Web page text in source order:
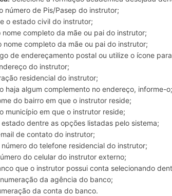
número de Pis/Pasep do instrutor;
o estado civil do instrutor;
nome completo da mãe ou pai do instrutor;
nome completo da mãe ou pai do instrutor;
de endereçamento postal ou utilize o ícone
do instrutor;
residencial do instrutor;
haja algum complemento no endereço, informe-o;
do bairro em que o instrutor reside;
município em que o instrutor reside;
estado dentre as opções listadas pelo sistema;
de contato do instrutor;
número do telefone residencial do instrutor;
do celular do instrutor externo;
que o instrutor possui conta selecionando
da agência do banco;
da conta do banco.